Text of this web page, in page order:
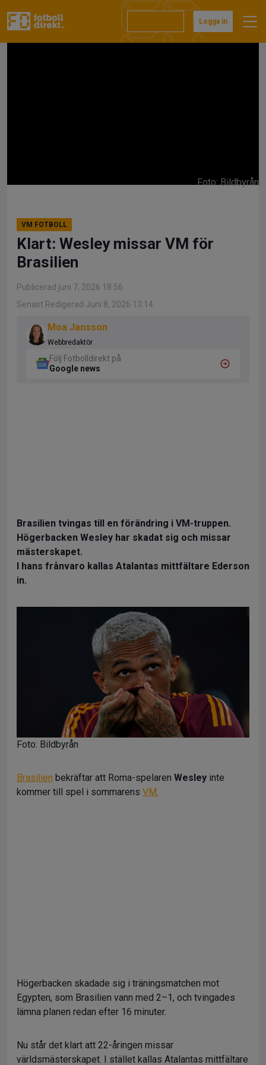
till
Logga in
Foto: Bildbyrån
VM FOTBOLL
Klart: Wesley missar VM för
Brasilien
Publicerad juni 7, 2026 18:56
Senast Redigerad Juni 8, 2026 13:14
Moa Jansson
Webbredaktör
Följ Fotbolldirekt på
Google news
Brasilien tvingas till en förändring i VM-truppen.
Högerbacken Wesley har skadat sig och missar
mästerskapet.
I hans frånvaro kallas Atalantas mittfältare Ederson
in.
Foto: Bildbyrån
Brasilien bekräftar att Roma-spelaren Wesley inte
kommer till spel i sommarens VM.
Högerbacken skadade sig i träningsmatchen mot
Egypten, som Brasilien vann med 2–1, och tvingades
lämna planen redan efter 16 minuter.
Nu står det klart att 22-åringen missar
världsmästerskapet. I stället kallas Atalantas mittfältare